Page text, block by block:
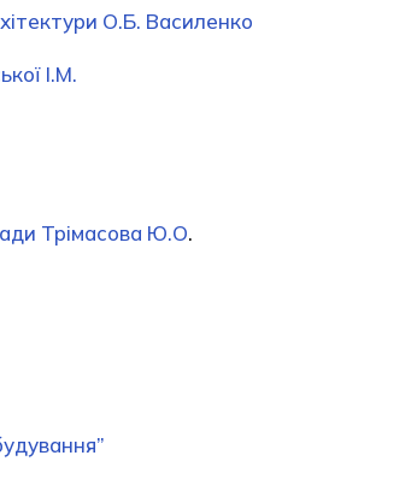
О.Б. Василенко
І.М.
Трімасова Ю.О.